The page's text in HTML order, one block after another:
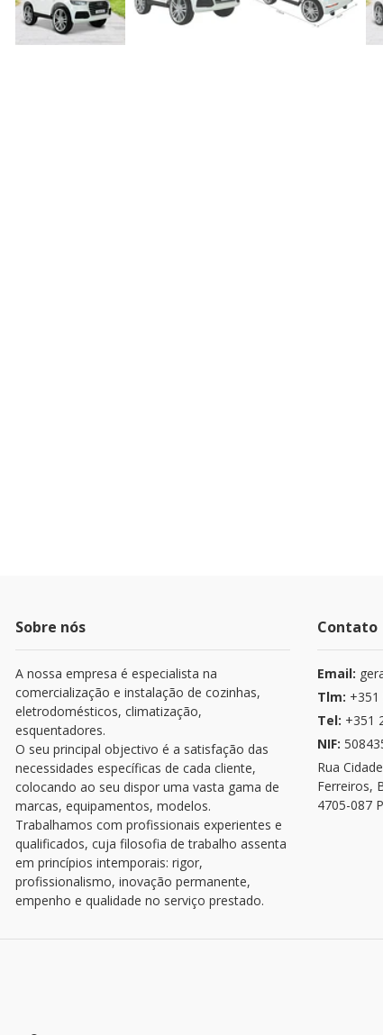
Sobre nós
A nossa empresa é especialista na
comercialização e instalação de cozinhas,
eletrodomésticos, climatização,
esquentadores.
O seu principal objectivo é a satisfação das
necessidades específicas de cada cliente,
colocando ao seu dispor uma vasta gama de
marcas, equipamentos, modelos.
Trabalhamos com profissionais experientes e
qualificados, cuja filosofia de trabalho assenta
em princípios intemporais: rigor,
profissionalismo, inovação permanente,
empenho e qualidade no serviço prestado.
Contato
Email:
Tlm: +351
Tel: +351
NIF:
Rua
Ferreiros,
4705-087